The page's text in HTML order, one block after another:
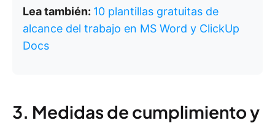
Lea también: 10 plantillas gratuitas de
alcance del trabajo en MS Word y ClickUp
Docs
3. Medidas de cumplimiento y